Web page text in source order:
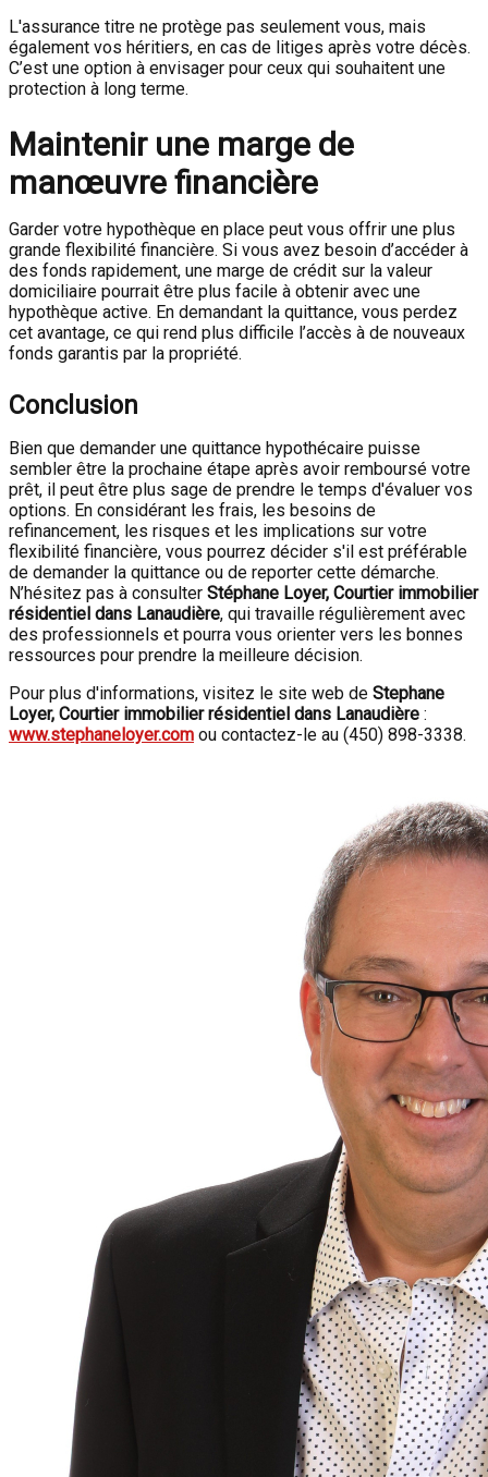
L'assurance titre ne protège pas seulement vous, mais
également vos héritiers, en cas de litiges après votre décès.
C’est une option à envisager pour ceux qui souhaitent une
protection à long terme.
Maintenir une marge de
manœuvre financière
Garder votre hypothèque en place peut vous offrir une plus
grande flexibilité financière. Si vous avez besoin d’accéder à
des fonds rapidement, une marge de crédit sur la valeur
domiciliaire pourrait être plus facile à obtenir avec une
hypothèque active. En demandant la quittance, vous perdez
cet avantage, ce qui rend plus difficile l’accès à de nouveaux
fonds garantis par la propriété.
Conclusion
Bien que demander une quittance hypothécaire puisse
sembler être la prochaine étape après avoir remboursé votre
prêt, il peut être plus sage de prendre le temps d'évaluer vos
options. En considérant les frais, les besoins de
refinancement, les risques et les implications sur votre
flexibilité financière, vous pourrez décider s'il est préférable
de demander la quittance ou de reporter cette démarche.
N’hésitez pas à consulter Stéphane Loyer, Courtier immobilier
résidentiel dans Lanaudière, qui travaille régulièrement avec
des professionnels et pourra vous orienter vers les bonnes
ressources pour prendre la meilleure décision.
Pour plus d'informations, visitez le site web de Stephane
Loyer, Courtier immobilier résidentiel dans Lanaudière :
www.stephaneloyer.com ou contactez-le au (450) 898-3338.